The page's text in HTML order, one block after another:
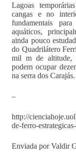
Lagoas
cangas e no
fundamentais
aquáticos,
ainda pouco
do Quadrilátero
mil m de altitude,
podem ocupar
na serra dos Carajás.
–
http://
de-ferro-
Enviada por Valdir